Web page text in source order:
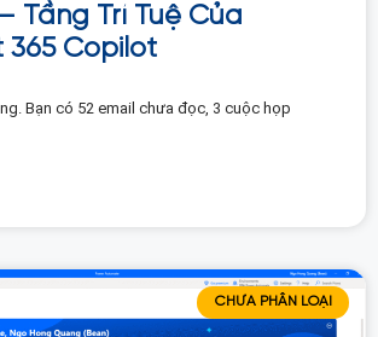
Tầng Trí Tuệ Của
365 Copilot
Bạn có 52 email chưa đọc, 3 cuộc họp
CHƯA PHÂN LOẠI